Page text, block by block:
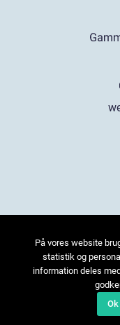
På vores website
statistik og
information deles
Ok